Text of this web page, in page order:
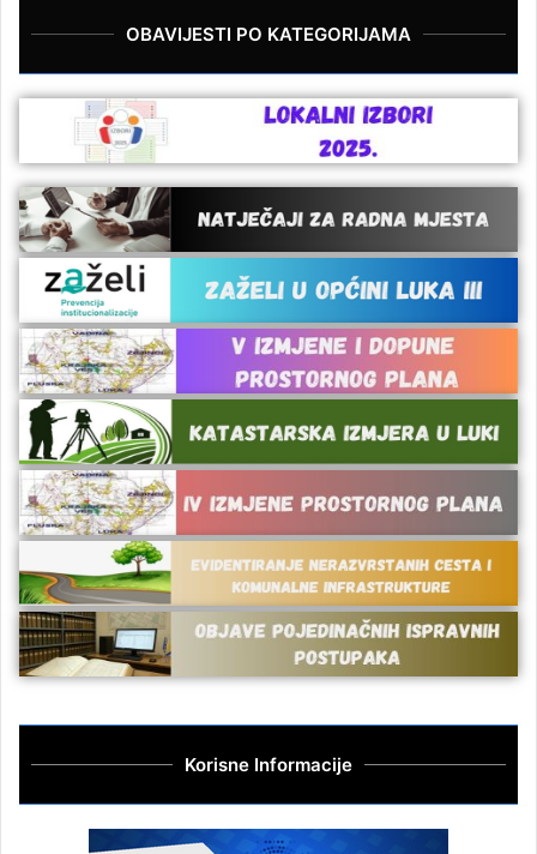
OBAVIJESTI PO KATEGORIJAMA
Korisne Informacije